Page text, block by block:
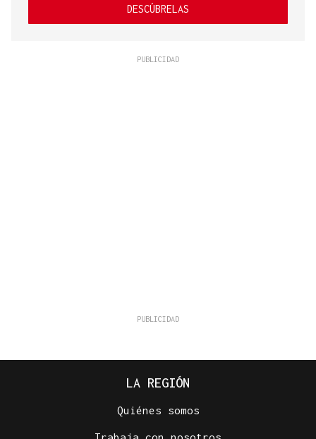
DESCÚBRELAS
LA REGIÓN
Quiénes somos